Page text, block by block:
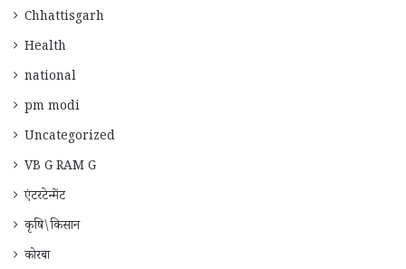
Chhattisgarh
Health
national
pm modi
Uncategorized
VB G RAM G
एंटरटेन्मेंट
कृषि\किसान
कोरबा